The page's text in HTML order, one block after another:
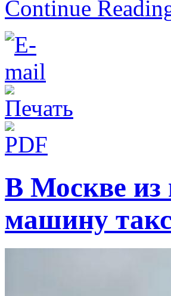
Continue
В Москве из
машину